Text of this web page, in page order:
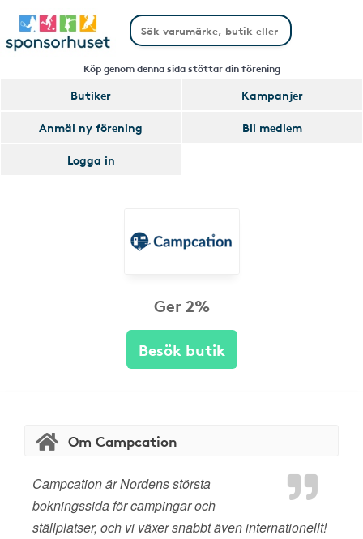
Köp genom denna sida stöttar din förening
Butiker
Kampanjer
Anmäl ny förening
Bli medlem
Logga in
Ger 2%
Besök butik
Om Campcation
Campcation är Nordens största
bokningssida för campingar och
ställplatser, och vi växer snabbt även internationellt!